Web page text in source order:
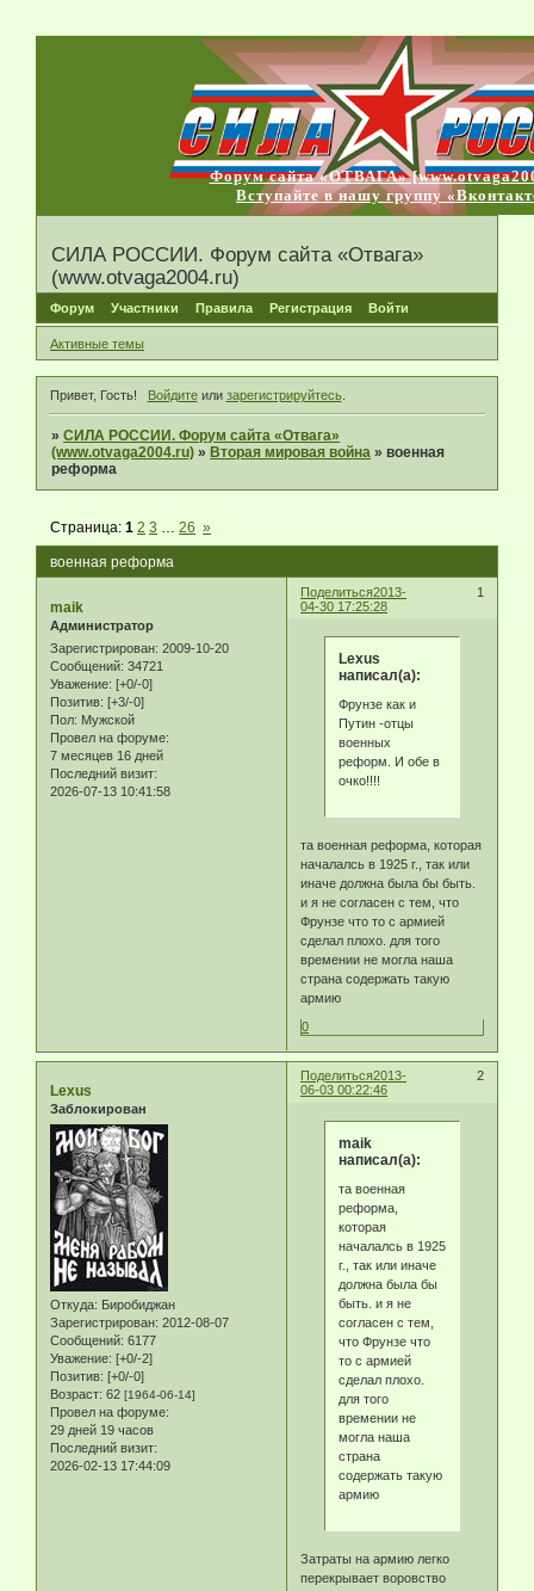
Форум сайта «ОТВАГА»
Вступайте в нашу группу
СИЛА РОССИИ. Форум сайта «Отвага»
(www.otvaga2004.ru)
Форум Участники Правила Регистрация Войти
Активные темы
Привет, Гость! Войдитеили зарегистрируйтесь.
»СИЛА РОССИИ. Форум сайта «Отвага»
(www.otvaga2004.ru) » Вторая мировая война »военная
реформа
военная реформа
Страница:1 2 3 26 »
Поделиться 1
2013-
04-30 17:25:28
maik
Администратор
Зарегистрирован: 2009-10-20
Сообщений: 34721
Уважение: [+0/-0]
Позитив: [+3/-0]
Пол: Мужской
Провел на форуме:
7 месяцев 16 дней
Последний визит:
2026-07-13 10:41:58
Lexus
написал(а):
Фрунзе как и
Путин -отцы
военных
реформ. И обе в
очко!!!!
та военная реформа, которая
началалсь в 1925 г., так или
иначе должна была бы быть.
и я не согласен с тем, что
Фрунзе что то с армией
сделал плохо. для того
времении не могла наша
страна содержать такую
армию
0
Поделиться 2
2013-
06-03 00:22:46
Lexus
Заблокирован
Откуда: Биробиджан
Зарегистрирован: 2012-08-07
Сообщений: 6177
Уважение: [+0/-2]
Позитив: [+0/-0]
Возраст: 62 [1964-06-14]
Провел на форуме:
29 дней 19 часов
Последний визит:
2026-02-13 17:44:09
maik
написал(а):
та военная
реформа,
которая
началалсь в 1925
г., так или иначе
должна была бы
быть. и я не
согласен с тем,
что Фрунзе что
то с армией
сделал плохо.
для того
времении не
могла наша
страна
содержать такую
армию
Затраты на армию легко
перекрывает воровство